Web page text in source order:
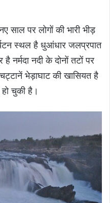
साल पर लोगों की भारी भीड़
स्थल है धुआंधार जलप्रपात
नदी के दोनों तटों पर
भेड़ाघाट की खासियत है
चुकी है।